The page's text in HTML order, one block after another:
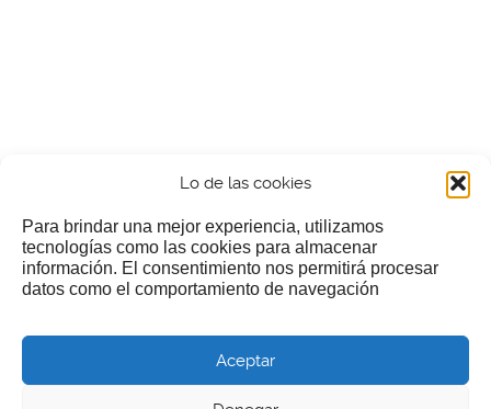
Lo de las cookies
Para brindar una mejor experiencia, utilizamos
tecnologías como las cookies para almacenar
información. El consentimiento nos permitirá procesar
datos como el comportamiento de navegación
Aceptar
¿Nos invitas a un cafecillo?
Si te gusta nuestra web puedes echar limosna a estos